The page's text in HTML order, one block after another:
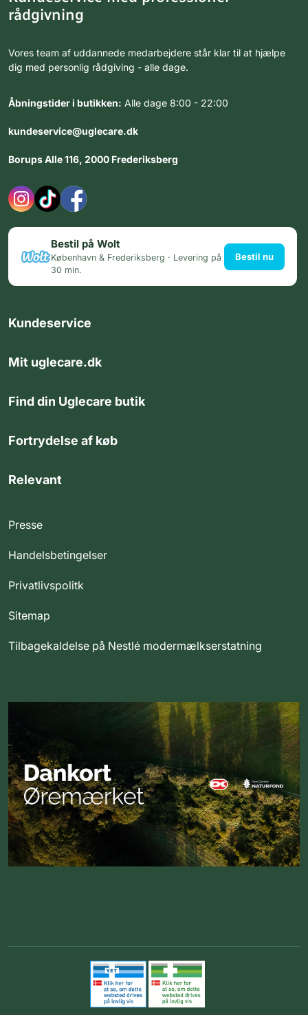
rådgivning
Vores team af uddannede medarbejdere står klar til at hjælpe
dig med personlig rådgiving - alle dage.
Åbningstider i butikken: Alle dage 8:00 - 22:00
kundeservice@uglecare.dk
Borups Alle 116, 2000 Frederiksberg
Bestil på Wolt
København & Frederiksberg · Levering på
30 min.
Bestil nu
Kundeservice
Mit uglecare.dk
Find din Uglecare butik
Fortrydelse af køb
Relevant
Presse
Handelsbetingelser
Privatlivspolitk
Sitemap
Tilbagekaldelse på Nestlé modermælkserstatning